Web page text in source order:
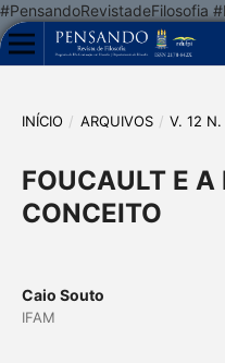
#PensandoRevistadeFilosofia
INÍCIO / ARQUIVOS / V. 12
FOUCAULT E A
CONCEITO
Caio Souto
IFAM